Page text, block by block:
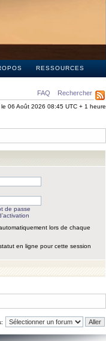
RESSOURCES
FAQ Rechercher
le 06 Août 2026 08:45 UTC + 1 heure
de passe
lors de chaque
en ligne pour cette session